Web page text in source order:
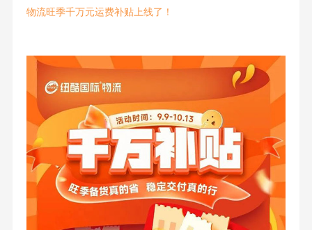
物流旺季千万元运费补贴上线了！